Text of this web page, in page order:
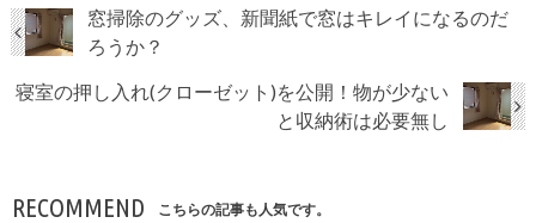
窓掃除のグッズ、新聞紙で窓はキレイになるのだ
ろうか？
寝室の押し入れ(クローゼット)を公開！物が少ない
と収納術は必要無し
RECOMMEND こちらの記事も人気です。